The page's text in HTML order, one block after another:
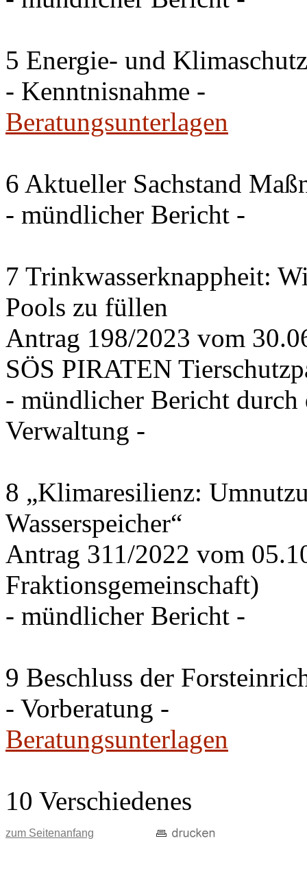
5 Energie- und
- Kenntnisnahme -
Beratungsunterlagen
6 Aktueller Sachstand
- mündlicher Bericht -
7 Trinkwasserknappheit:
Pools zu füllen
Antrag 198/2023 vom
SÖS PIRATEN
- mündlicher Bericht
Verwaltung -
8 „Klimaresilienz:
Wasserspeicher“
Antrag 311/2022 vom
Fraktionsgemeinschaft)
- mündlicher Bericht -
9 Beschluss der
- Vorberatung -
Beratungsunterlagen
10 Verschiedenes
zum Seitenanfang